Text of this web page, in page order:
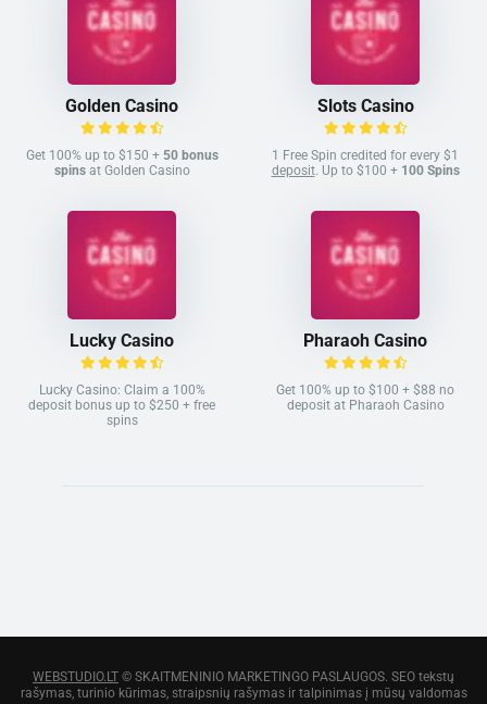
Golden Casino
Get 100% up to $150 + 50 bonus
spinsat Golden Casino
Slots Casino
1 Free Spin credited for every $1
deposit. Up to $100 + 100 Spins
Lucky Casino
Lucky Casino: Claim a 100%
deposit bonus up to $250 + free
spins
Pharaoh Casino
Get 100% up to $100 + $88 no
deposit at Pharaoh Casino
WEBSTUDIO.LT © SKAITMENINIO MARKETINGO PASLAUGOS. SEO tekstų
rašymas, turinio kūrimas, straipsnių rašymas ir talpinimas į mūsų valdomas